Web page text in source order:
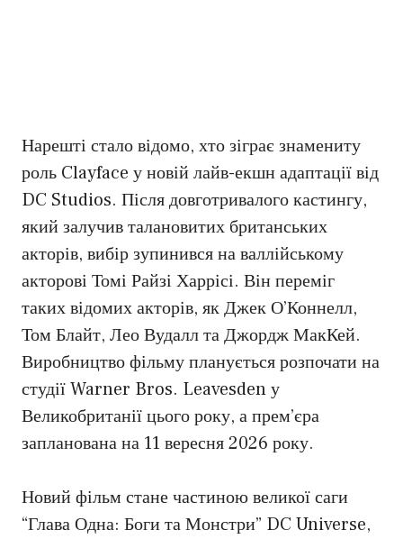
Нарешті стало відомо, хто зіграє знамениту
роль Clayface у новій лайв-екшн адаптації від
DC Studios. Після довготривалого кастингу,
який залучив талановитих британських
акторів, вибір зупинився на валлійському
акторові Томі Райзі Харрісі. Він переміг
таких відомих акторів, як Джек О’Коннелл,
Том Блайт, Лео Вудалл та Джордж МакКей.
Виробництво фільму планується розпочати на
студії Warner Bros. Leavesden у
Великобританії цього року, а прем’єра
запланована на 11 вересня 2026 року.
Новий фільм стане частиною великої саги
“Глава Одна: Боги та Монстри” DC Universe,